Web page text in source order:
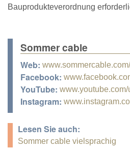
Bauprodukteverordnung
Sommer cable
Web: www.sommercable.com/
Facebook:
YouTube:
Instagram:
Lesen Sie auch:
Sommer cable vielsprachig